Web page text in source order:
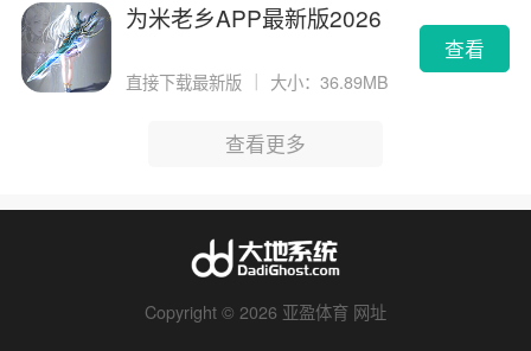
为米老乡APP最新版2026
直接下载最新版 大小：36.89MB
查看
查看更多
Copyright © 2026 亚盈体育 网址